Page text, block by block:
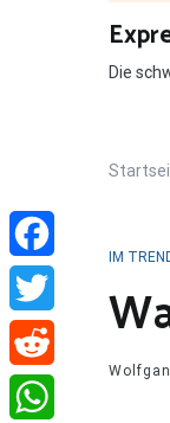
Die
IM
Facebook
Twitter
Reddit